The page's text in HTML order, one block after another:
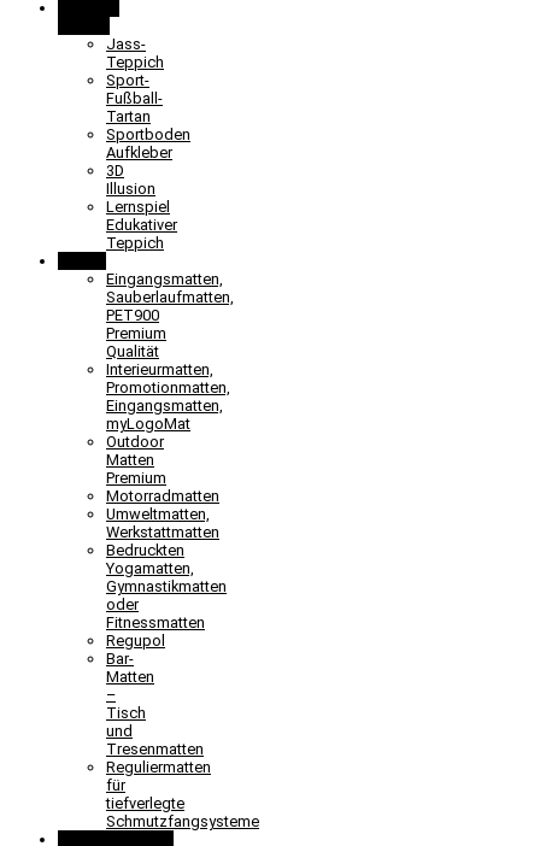
Jass-
Teppich
Sport-
Fußball-
Tartan
Sportboden
Aufkleber
3D
Illusion
Lernspiel
Edukativer
Teppich
Eingangsmatten,
Sauberlaufmatten,
PET900
Premium
Qualität
Interieurmatten,
Promotionmatten,
Eingangsmatten,
myLogoMat
Outdoor
Matten
Premium
Motorradmatten
Umweltmatten,
Werkstattmatten
Bedruckten
Yogamatten,
Gymnastikmatten
oder
Fitnessmatten
Regupol
Bar-
Matten
–
Tisch
und
Tresenmatten
Reguliermatten
für
tiefverlegte
Schmutzfangsysteme